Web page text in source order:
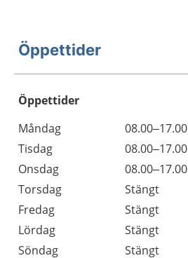
Öppettider
Öppettider
Dag
Öppettider
Kommentarer
Måndag
08.00–17.00
Tisdag
08.00–17.00
Onsdag
08.00–17.00
Torsdag
Stängt
Fredag
Stängt
Lördag
Stängt
Söndag
Stängt